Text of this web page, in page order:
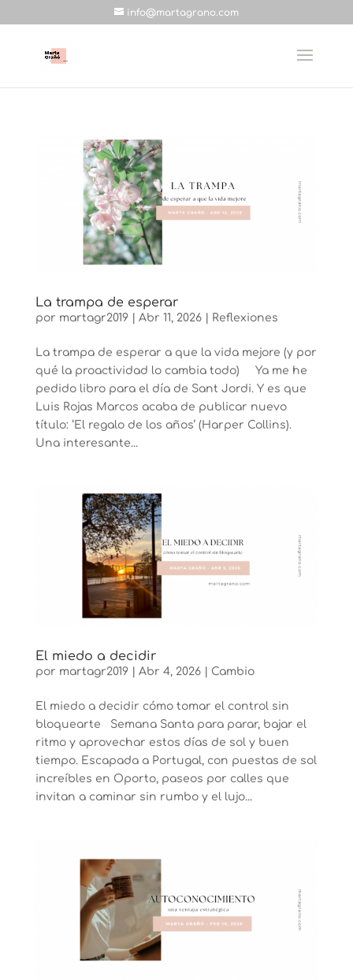
info@martagrano.com
La trampa de esperar
por martagr2019| Abr 11, 2026| Reflexiones
La trampa de esperar a que la vida mejore (y por
qué la proactividad lo cambia todo) Ya me he
pedido libro para el día de Sant Jordi. Y es que
Luis Rojas Marcos acaba de publicar nuevo
título: ‘El regalo de los años’ (Harper Collins).
Una interesante...
El miedo a decidir
por martagr2019| Abr 4, 2026| Cambio
El miedo a decidir cómo tomar el control sin
bloquearte Semana Santa para parar, bajar el
ritmo y aprovechar estos días de sol y buen
tiempo. Escapada a Portugal, con puestas de sol
increíbles en Oporto, paseos por calles que
invitan a caminar sin rumbo y el lujo...